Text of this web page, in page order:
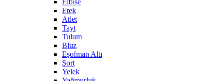
Elbise
Etek
Atlet
Tayt
Tulum
Bluz
Eşofman Altı
Şort
Yelek